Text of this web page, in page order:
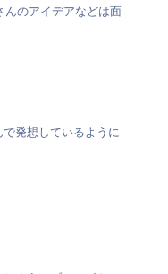
んのアイデアなどは面
発想しているように